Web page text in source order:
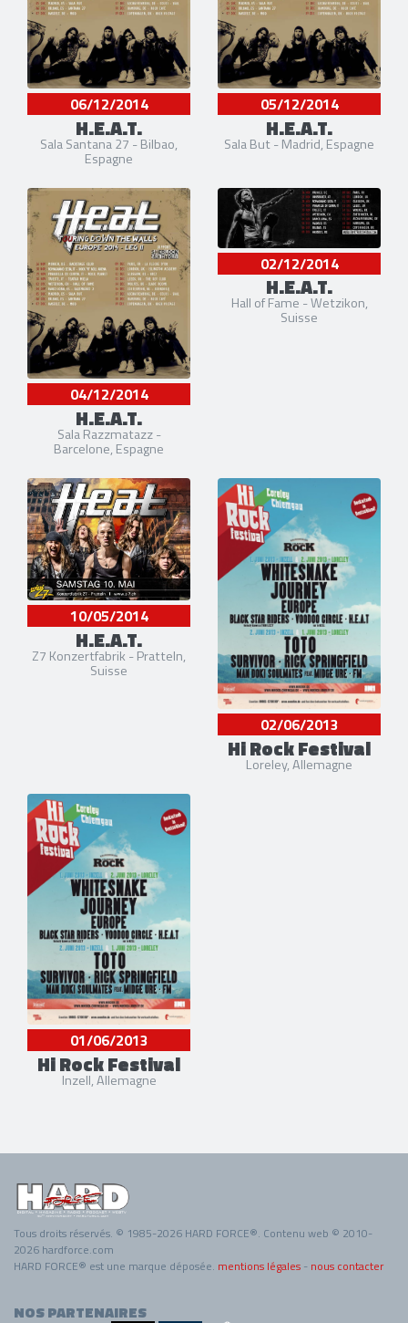
06/12/2014
H.E.A.T.
Sala Santana 27 - Bilbao,
Espagne
05/12/2014
H.E.A.T.
Sala But - Madrid, Espagne
04/12/2014
H.E.A.T.
Sala Razzmatazz -
Barcelone, Espagne
02/12/2014
H.E.A.T.
Hall of Fame - Wetzikon,
Suisse
10/05/2014
H.E.A.T.
Z7 Konzertfabrik - Pratteln,
Suisse
02/06/2013
Hi Rock Festival
Loreley, Allemagne
01/06/2013
Hi Rock Festival
Inzell, Allemagne
Tous droits réservés. © 1985-2026 HARD FORCE®. Contenu web © 2010-
2026 hardforce.com
HARD FORCE® est une marque déposée. mentions légales - nous contacter
NOS PARTENAIRES